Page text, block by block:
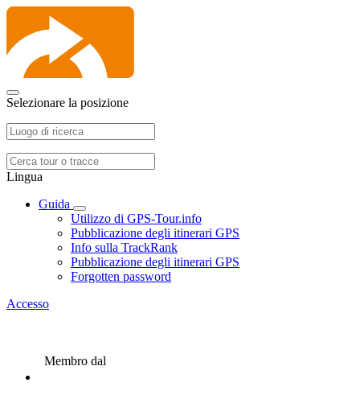
Selezionare la posizione
Lingua
Guida
Utilizzo di GPS-Tour.info
Pubblicazione degli itinerari GPS
Info sulla TrackRank
Pubblicazione degli itinerari GPS
Forgotten password
Accesso
Membro dal